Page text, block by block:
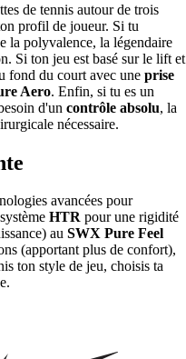
de tennis autour de trois
profil de joueur. Si tu
la polyvalence, la légendaire
Si ton jeu est basé sur le lift et
fond du court avec une prise
Aero. Enfin, si tu es un
d'un contrôle absolu, la
nécessaire.
avancées pour
HTR pour une rigidité
au SWX Pure Feel
(apportant plus de confort),
ton style de jeu, choisis ta